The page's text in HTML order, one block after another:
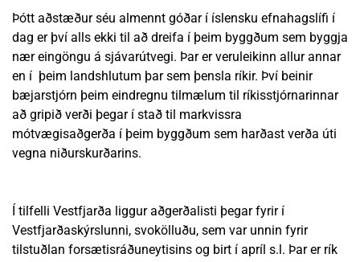
Þótt aðstæður séu almennt góðar í íslensku efnahagslífi í
dag er því alls ekki til að dreifa í þeim byggðum sem byggja
nær eingöngu á sjávarútvegi. Þar er veruleikinn allur annar
en í þeim landshlutum þar sem þensla ríkir. Því beinir
bæjarstjórn þeim eindregnu tilmælum til ríkisstjórnarinnar
að gripið verði þegar í stað til markvissra
mótvægisaðgerða í þeim byggðum sem harðast verða úti
vegna niðurskurðarins.
Í tilfelli Vestfjarða liggur aðgerðalisti þegar fyrir í
Vestfjarðaskýrslunni, svokölluðu, sem var unnin fyrir
tilstuðlan forsætisráðuneytisins og birt í apríl s.l. Þar er rík